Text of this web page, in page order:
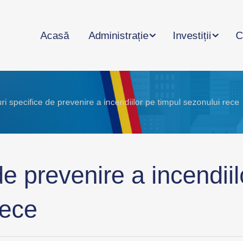
Acasă Administrație Investiții
specifice de prevenire a incendiilor pe timpul sezonului rece
prevenire a